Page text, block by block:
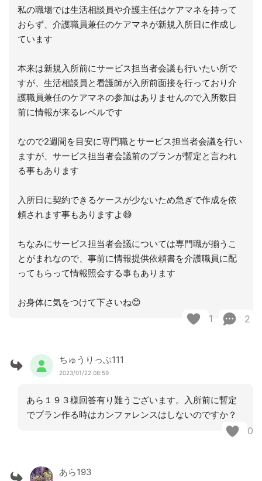
私の職場では生活相談員や介護主任はケアマネを持って
おらず、介護職員兼任のケアマネが新規入所日に作成し
ています
本来は新規入所前にサービス担当者会議も行いたい所で
すが、生活相談員と看護師が入所前面接を行っており介
護職員兼任のケアマネの参加はありませんので入所数日
前に情報が来るレベルです
なので2週間を目安に専門職とサービス担当者会議を行い
ますが、サービス担当者会議前のプランが暫定と言われ
る事もあります
入所日に契約できるケースが少ないため急ぎで作成を依
頼されます事もありますよ😅
ちなみにサービス担当者会議については専門職が揃うこ
とがまれなので、事前に情報提供依頼書を介護職員に配
ってもらって情報照会する事もあります
お身体に気をつけて下さいね😊
1 2
ちゅうりっぷ111
2023/01/22 08:59
あら１９３様回答有り難うございます。入所前に暫定
でプラン作る時はカンファレンスはしないのですか？
0
あら193